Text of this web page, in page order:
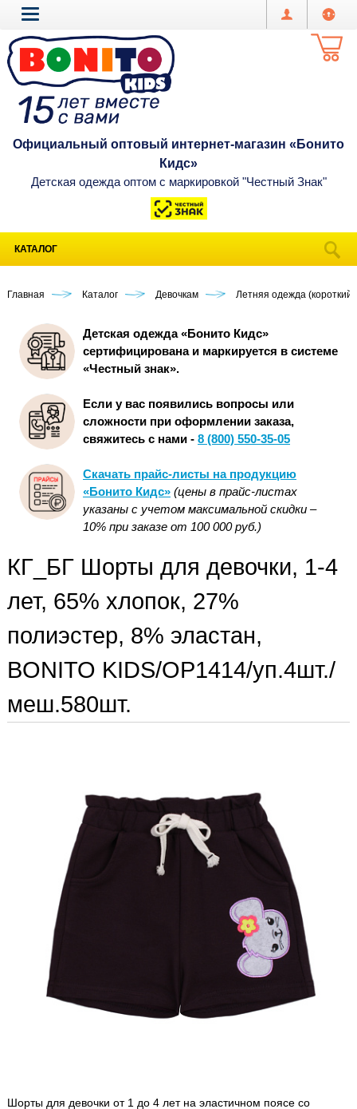
Официальный оптовый интернет-магазин «Бонито
Кидс»
Детская одежда оптом с маркировкой "Честный Знак"
КАТАЛОГ
Главная Каталог Девочкам Летняя одежда (короткий
Детская одежда «Бонито Кидс»
сертифицирована и маркируется в системе
«Честный знак».
Если у вас появились вопросы или
сложности при оформлении заказа,
свяжитесь с нами - 8 (800) 550-35-05
Скачать прайс-листы на продукцию
«Бонито Кидс» (цены в прайс-листах
указаны с учетом максимальной скидки –
10% при заказе от 100 000 руб.)
КГ_БГ Шорты для девочки, 1-4
лет, 65% хлопок, 27%
полиэстер, 8% эластан,
BONITO KIDS/OP1414/уп.4шт./
меш.580шт.
Шорты для девочки от 1 до 4 лет на эластичном поясе со